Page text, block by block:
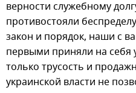
верности служебному
противостояли
закон и порядок, наши с
первыми приняли на себя
только трусость и
украинской власти не